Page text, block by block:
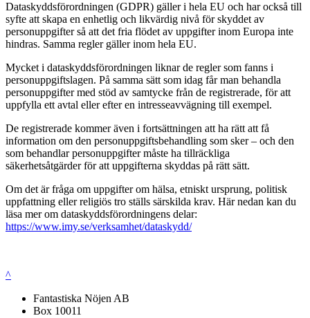
Dataskyddsförordningen (GDPR) gäller i hela EU och har också till
syfte att skapa en enhetlig och likvärdig nivå för skyddet av
personuppgifter så att det fria flödet av uppgifter inom Europa inte
hindras. Samma regler gäller inom hela EU.
Mycket i dataskyddsförordningen liknar de regler som fanns i
personuppgiftslagen. På samma sätt som idag får man behandla
personuppgifter med stöd av samtycke från de registrerade, för att
uppfylla ett avtal eller efter en intresseavvägning till exempel.
De registrerade kommer även i fortsättningen att ha rätt att få
information om den personuppgiftsbehandling som sker – och den
som behandlar personuppgifter måste ha tillräckliga
säkerhetsåtgärder för att uppgifterna skyddas på rätt sätt.
Om det är fråga om uppgifter om hälsa, etniskt ursprung, politisk
uppfattning eller religiös tro ställs särskilda krav. Här nedan kan du
läsa mer om dataskyddsförordningens delar:
https://www.imy.se/verksamhet/dataskydd/
^
Fantastiska Nöjen AB
Box 10011